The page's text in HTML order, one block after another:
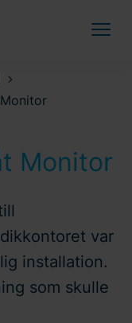
Monitor
var
installation.
som skulle